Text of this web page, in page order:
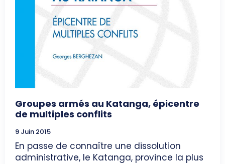
Groupes armés au Katanga, épicentre
de multiples conflits
9 Juin 2015
En passe de connaître une dissolution
administrative, le Katanga, province la plus